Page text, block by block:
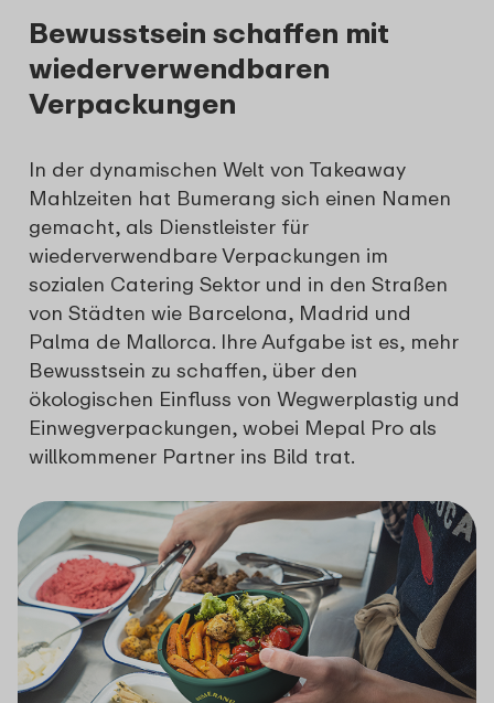
Bewusstsein schaffen mit
wiederverwendbaren
Verpackungen
In der dynamischen Welt von Takeaway
Mahlzeiten hat Bumerang sich einen Namen
gemacht, als Dienstleister für
wiederverwendbare Verpackungen im
sozialen Catering Sektor und in den Straßen
von Städten wie Barcelona, Madrid und
Palma de Mallorca. Ihre Aufgabe ist es, mehr
Bewusstsein zu schaffen, über den
ökologischen Einfluss von Wegwerplastig und
Einwegverpackungen, wobei Mepal Pro als
willkommener Partner ins Bild trat.